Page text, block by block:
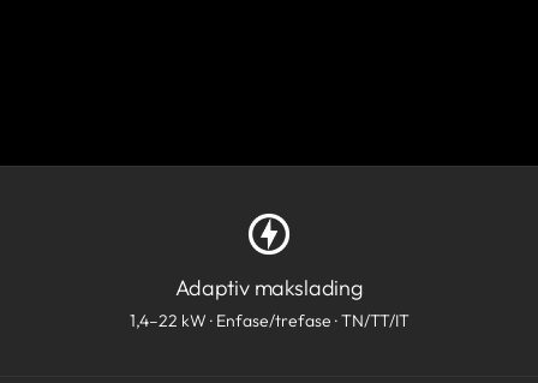
Adaptiv makslading
1,4–22 kW · Enfase/trefase · TN/TT/IT